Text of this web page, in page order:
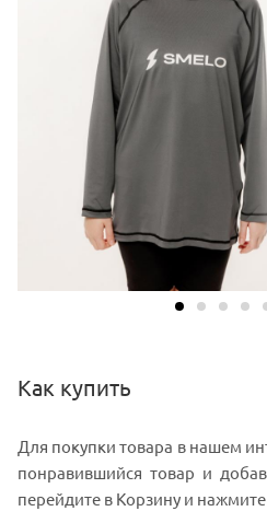
Как купить
Для покупки товара в нашем
понравившийся товар и
перейдите в Корзину и